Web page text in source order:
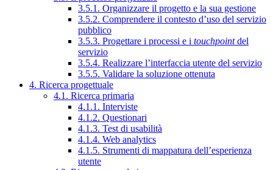
3.5.1. Organizzare il progetto e la sua gestione
3.5.2. Comprendere il contesto d’uso del servizio
pubblico
3.5.3. Progettare i processi e i touchpointdel
servizio
3.5.4. Realizzare l’interfaccia utente del servizio
3.5.5. Validare la soluzione ottenuta
4. Ricerca progettuale
4.1. Ricerca primaria
4.1.1. Interviste
4.1.2. Questionari
4.1.3. Test di usabilità
4.1.4. Web analytics
4.1.5. Strumenti di mappatura dell’esperienza
utente